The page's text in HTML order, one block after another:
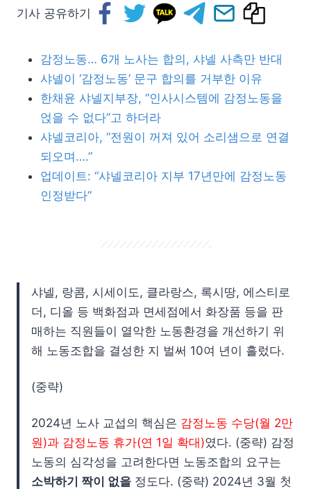
기사 공유하기
감정노동… 6개 노사는 합의, 샤넬 사측만 반대
샤넬이 ‘감정노동’ 문구 합의를 거부한 이유
한채윤 샤넬지부장, “인사시스템에 감정노동을
얹을 수 없다”고 하더라
샤넬코리아, “전원이 꺼져 있어 소리샘으로 연결
되오며….”
업데이트: “샤넬코리아 지부 17년만에 감정노동
인정받다”
샤넬, 랑콤, 시세이도, 클라랑스, 록시땅, 에스티로
더, 디올 등 백화점과 면세점에서 화장품 등을 판
매하는 직원들이 열악한 노동환경을 개선하기 위
해 노동조합을 결성한 지 벌써 10여 년이 흘렀다.
(중략)
2024년 노사 교섭의 핵심은 감정노동 수당(월 2만
원)과 감정노동 휴가(연 1일 확대)였다. (중략) 감정
노동의 심각성을 고려한다면 노동조합의 요구는
소박하기 짝이 없을 정도다. (중략) 2024년 3월 첫